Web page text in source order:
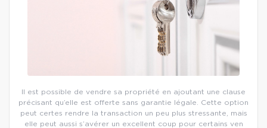
Il est possible de vendre sa propriété en ajoutant une clause
précisant qu’elle est offerte sans garantie légale. Cette option
peut certes rendre la transaction un peu plus stressante, mais
elle peut aussi s’avérer un excellent coup pour certains ven